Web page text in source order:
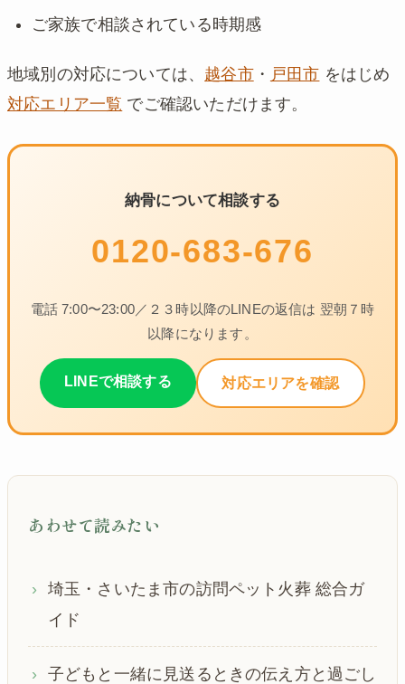
ご家族で相談されている時期感
地域別の対応については、 越谷市・ 戸田市 をはじめ
対応エリア一覧 でご確認いただけます。
納骨について相談する
0120-683-676
電話 7:00〜23:00／２３時以降のLINEの返信は 翌朝７時
以降になります。
LINEで相談する 対応エリアを確認
あわせて読みたい
埼玉・さいたま市の訪問ペット火葬 総合ガ
イド
子どもと一緒に見送るときの伝え方と過ごし